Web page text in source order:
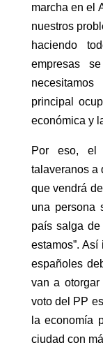
marcha en el
nuestros
haciendo
empresas
principal
económica y
Por eso, el
talaveranos a
que vendrá
una persona
país salga
estamos”.
españoles
van a otorgar
voto del PP
la economía
ciudad con